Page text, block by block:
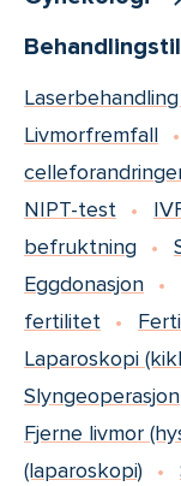
Livmorfremfall
NIPT-test
befruktning
Eggdonasjon
fertilitet
Laparoskopi
Slyngeoperasjon
Fjerne livmor
(laparoskopi)